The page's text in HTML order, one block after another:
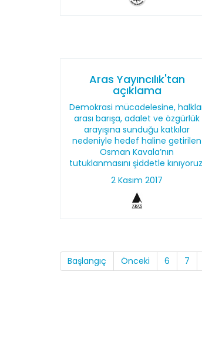
Aras Yayıncılık'tan
açıklama
Demokrasi mücadelesine,
arası barışa, adalet ve özgürlük
arayışına sunduğu katkılar
nedeniyle hedef haline getirilen
Osman Kavala’nın
tutuklanmasını şiddetle
2 Kasım 2017
Başlangıç Önceki 6 7